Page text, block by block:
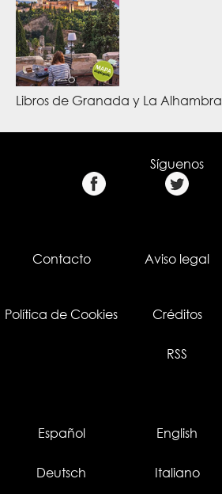
Libros de Granada y La Alhambra
Síguenos
Contacto Aviso legal
Política de Cookies Créditos
RSS
Español English
Deutsch Italiano